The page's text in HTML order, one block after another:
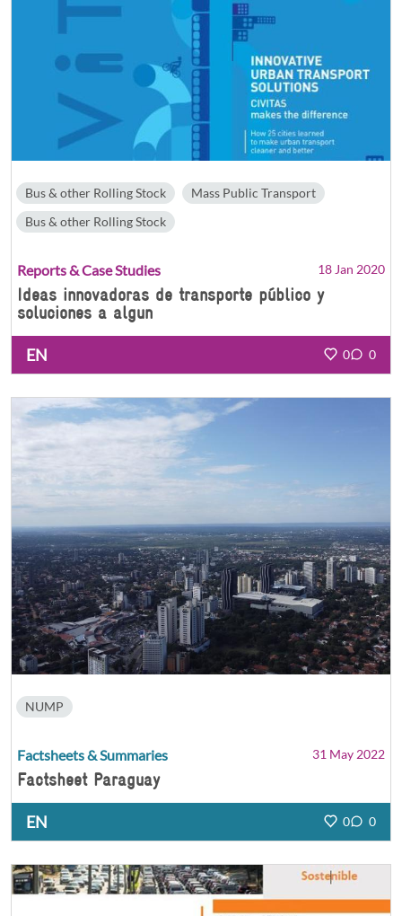
Bus & other Rolling Stock
Mass Public Transport
Bus & other Rolling Stock
Reports & Case Studies 18 Jan 2020
Ideas innovadoras de transporte público y
soluciones a algun
EN 0 0
NUMP
Factsheets & Summaries 31 May 2022
Factsheet Paraguay
EN 0 0